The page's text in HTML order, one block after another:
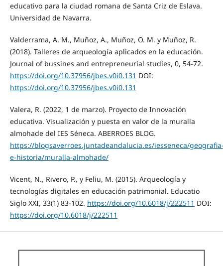
educativo para la ciudad romana de Santa Criz de Eslava.
Universidad de Navarra.
Valderrama, A. M., Muñoz, A., Muñoz, O. M. y Muñoz, R.
(2018). Talleres de arqueología aplicados en la educación.
Journal of bussines and entrepreneurial studies, 0, 54-72.
https://doi.org/10.37956/jbes.v0i0.131 DOI:
https://doi.org/10.37956/jbes.v0i0.131
Valera, R. (2022, 1 de marzo). Proyecto de Innovación
educativa. Visualización y puesta en valor de la muralla
almohade del IES Séneca. ABERROES BLOG.
https://blogsaverroes.juntadeandalucia.es/iesseneca/
e-historia/muralla-almohade/
Vicent, N., Rivero, P., y Feliu, M. (2015). Arqueología y
tecnologías digitales en educación patrimonial. Educatio
Siglo XXI, 33(1) 83-102. https://doi.org/10.6018/j/222511 DOI:
https://doi.org/10.6018/j/222511